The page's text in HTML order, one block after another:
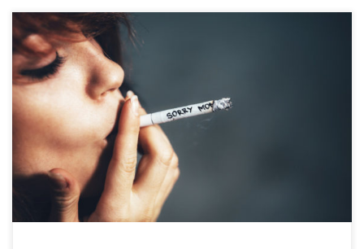
Plusy i minusy świateł LEC w uprawie cannabis. Podchodzenie z
ostrożnością do zupełnie nowej technologii może być najczęściej
spotykanym zachowaniem, zwłaszcza jeśli wyniki nie są
konkretnie potwierdzone. Na szczęście, ze względu na to, że
wykorzystanie świateł LEC staje się coraz […]